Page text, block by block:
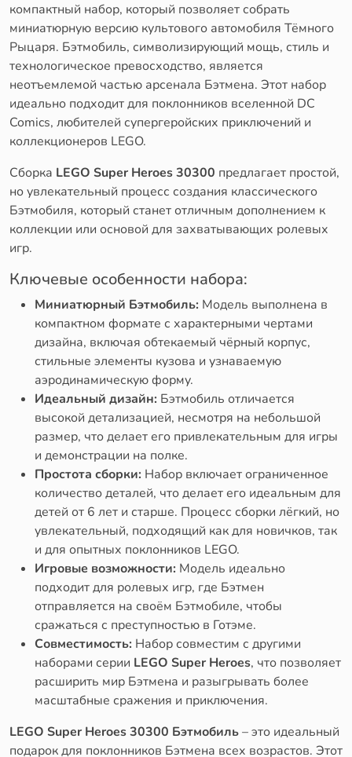
компактный набор, который позволяет собрать
миниатюрную версию культового автомобиля Тёмного
Рыцаря. Бэтмобиль, символизирующий мощь, стиль и
технологическое превосходство, является
неотъемлемой частью арсенала Бэтмена. Этот набор
идеально подходит для поклонников вселенной DC
Comics, любителей супергеройских приключений и
коллекционеров LEGO.
Сборка LEGO Super Heroes 30300 предлагает простой,
но увлекательный процесс создания классического
Бэтмобиля, который станет отличным дополнением к
коллекции или основой для захватывающих ролевых
игр.
Ключевые особенности набора:
Миниатюрный Бэтмобиль: Модель выполнена в
компактном формате с характерными чертами
дизайна, включая обтекаемый чёрный корпус,
стильные элементы кузова и узнаваемую
аэродинамическую форму.
Идеальный дизайн: Бэтмобиль отличается
высокой детализацией, несмотря на небольшой
размер, что делает его привлекательным для игры
и демонстрации на полке.
Простота сборки: Набор включает ограниченное
количество деталей, что делает его идеальным для
детей от 6 лет и старше. Процесс сборки лёгкий, но
увлекательный, подходящий как для новичков, так
и для опытных поклонников LEGO.
Игровые возможности: Модель идеально
подходит для ролевых игр, где Бэтмен
отправляется на своём Бэтмобиле, чтобы
сражаться с преступностью в Готэме.
Совместимость: Набор совместим с другими
наборами серии LEGO Super Heroes, что позволяет
расширить мир Бэтмена и разыгрывать более
масштабные сражения и приключения.
LEGO Super Heroes 30300 Бэтмобиль– это идеальный
подарок для поклонников Бэтмена всех возрастов. Этот